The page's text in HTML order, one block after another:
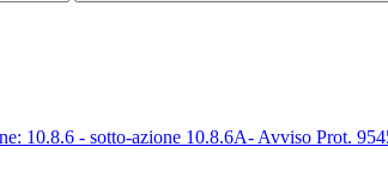
10.8.6 - sotto-azione 10.8.6A- Avviso Prot.